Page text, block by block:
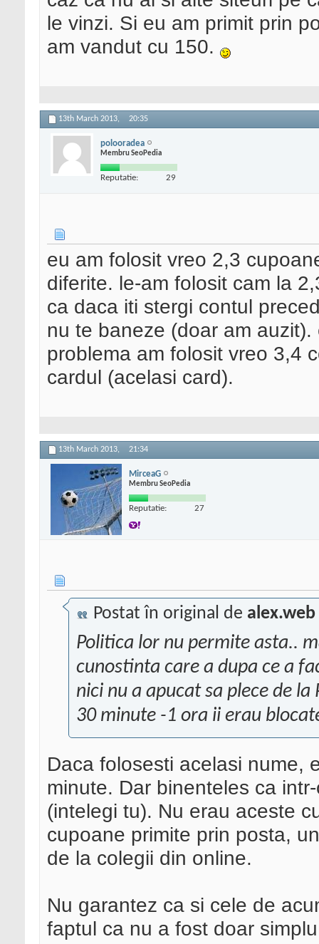
le vinzi. Si eu am primit prin
am vandut cu 150.
13th March 2013, 20:35
polooradea
Membru SeoPedia
Reputatie: 29
eu am folosit vreo 2,3
diferite. le-am folosit cam la
ca daca iti stergi contul
nu te baneze (doar am
problema am folosit vreo 3,4
cardul (acelasi card).
13th March 2013, 21:34
MirceaG
Membru SeoPedia
Reputatie: 27
Postat în original de alex.web
Politica lor nu permite asta..
cunostinta care a dupa ce a
nici nu a apucat sa plece de
30 minute -1 ora ii erau
Daca folosesti acelasi nume,
minute. Dar binenteles ca
(intelegi tu). Nu erau aceste
cupoane primite prin posta,
de la colegii din online.
Nu garantez ca si cele de
faptul ca nu a fost doar